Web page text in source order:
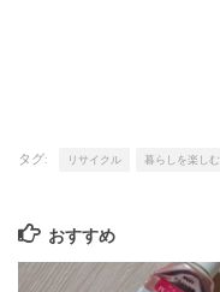
タグ: リサイクル 暮らしを楽しむ
おすすめ